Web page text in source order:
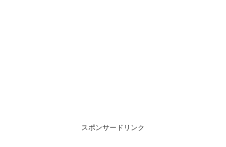
スポンサードリンク